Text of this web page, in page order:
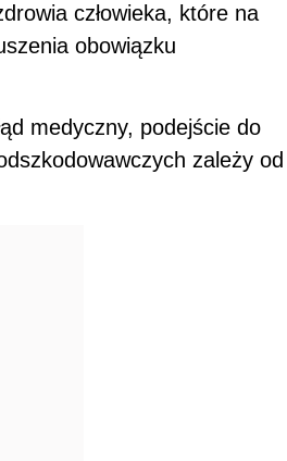
człowieka, które na
obowiązku
medyczny, podejście do
zależy od